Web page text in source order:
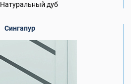
Натуральный дуб
Сингапур